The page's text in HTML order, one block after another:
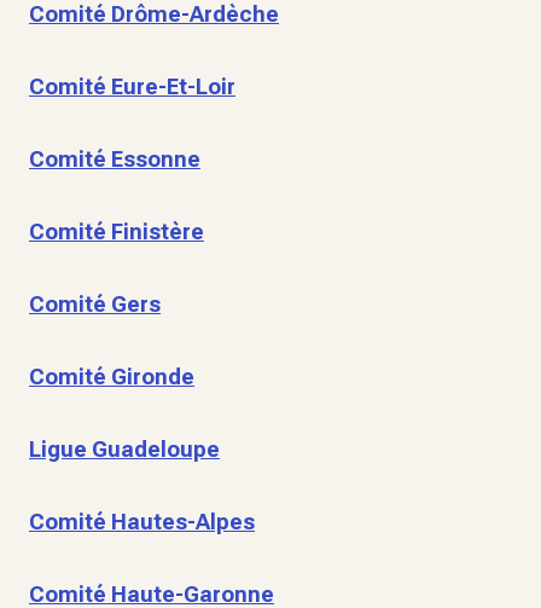
Comité Drôme-Ardèche
Comité Eure-Et-Loir
Comité Essonne
Comité Finistère
Comité Gers
Comité Gironde
Ligue Guadeloupe
Comité Hautes-Alpes
Comité Haute-Garonne